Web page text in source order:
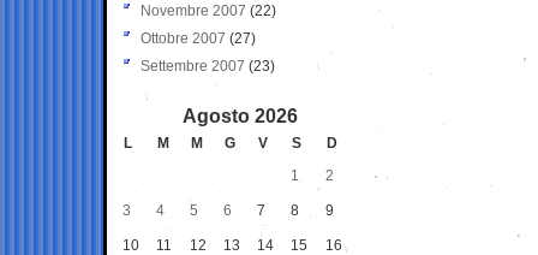
Novembre 2007 (22)
Ottobre 2007 (27)
Settembre 2007 (23)
Agosto 2026
L M M G V S
D
1
2
3 4 5 6 7 8 9
10 11 12 13 14 15 16